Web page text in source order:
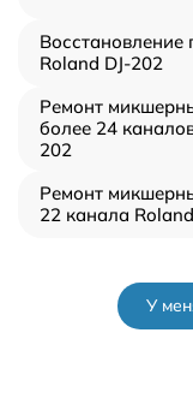
Восстановление
Roland DJ-202
Ремонт
более 24
202
Ремонт
22 канала
У